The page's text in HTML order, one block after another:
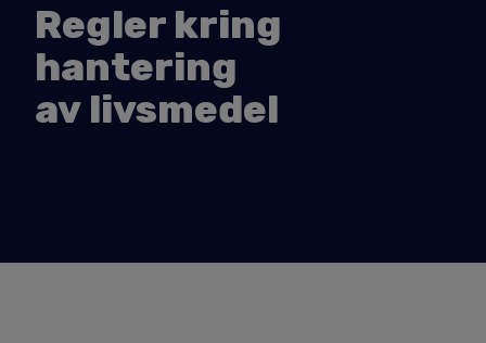
Regler kring
hantering
av livsmedel